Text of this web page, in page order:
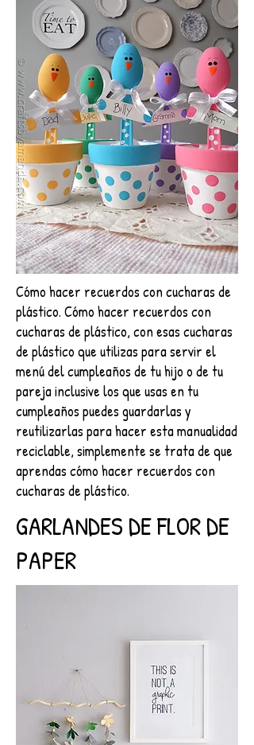
Cómo hacer recuerdos con cucharas de
plástico. Cómo hacer recuerdos con
cucharas de plástico, con esas cucharas
de plástico que utilizas para servir el
menú del cumpleaños de tu hijo o de tu
pareja inclusive los que usas en tu
cumpleaños puedes guardarlas y
reutilizarlas para hacer esta manualidad
reciclable, simplemente se trata de que
aprendas cómo hacer recuerdos con
cucharas de plástico.
GARLANDES DE FLOR DE
PAPER